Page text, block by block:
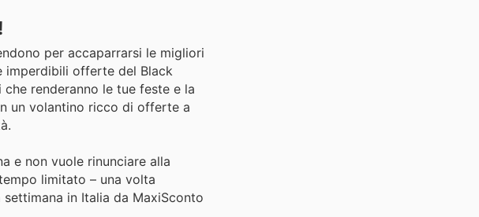
per accaparrarsi le migliori
imperdibili offerte del Black
renderanno le tue feste e la
un volantino ricco di offerte a
e non vuole rinunciare alla
limitato – una volta
in Italia da MaxiSconto